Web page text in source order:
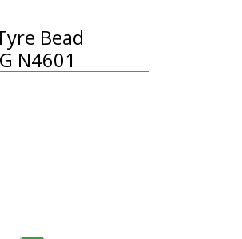
Bead
N4601